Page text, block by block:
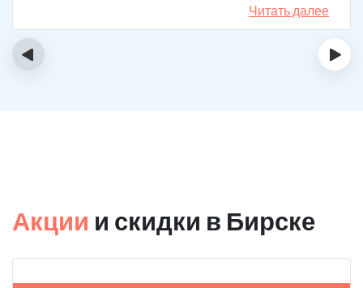
Читать далее
‹ ›
Акции и скидки в Бирске